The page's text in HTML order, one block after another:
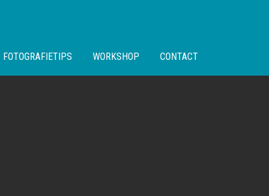
FOTOGRAFIETIPS WORKSHOP CONTACT